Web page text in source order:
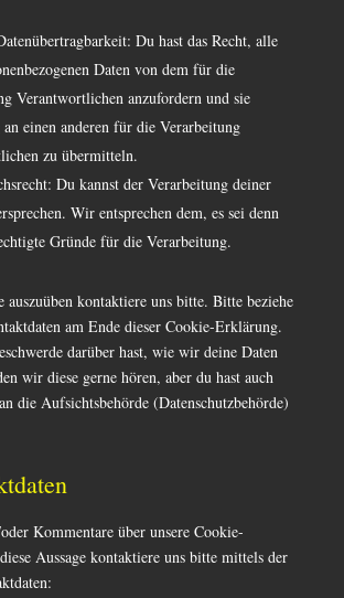
Du hast das Recht, alle
Daten von dem für die
Verantwortlichen anzufordern und sie
einen anderen für die Verarbeitung
zu übermitteln.
Du kannst der Verarbeitung deiner
Wir entsprechen dem, es sei denn
Gründe für die Verarbeitung.
auszuüben kontaktiere uns bitte. Bitte beziehe
am Ende dieser Cookie-Erklärung.
darüber hast, wie wir deine Daten
wir diese gerne hören, aber du hast auch
die Aufsichtsbehörde (Datenschutzbehörde)
Kommentare über unsere Cookie-
Aussage kontaktiere uns bitte mittels der